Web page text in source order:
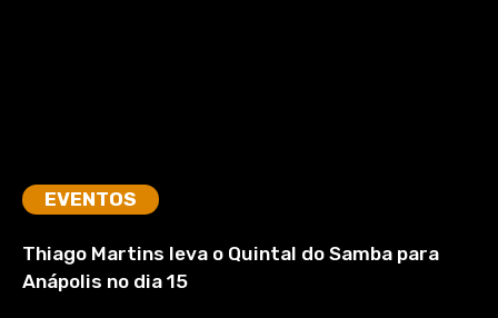
EVENTOS
Thiago Martins leva o Quintal do Samba para
Anápolis no dia 15